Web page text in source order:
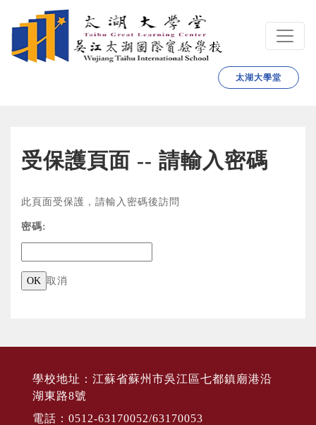
跳转到主要内容
太湖大學堂
受保護頁面 -- 請輸入密碼
此頁面受保護，請輸入密碼後訪問
密碼:
取消
學校地址：江蘇省蘇州市吳江區七都鎮廟港沿
湖東路8號
電話：0512-63170052/63170053